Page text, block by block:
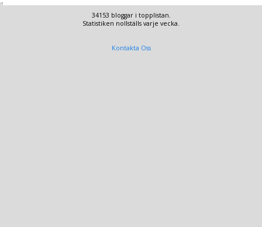
34153 bloggar i topplistan.
Statistiken nollställs varje vecka.
Kontakta Oss